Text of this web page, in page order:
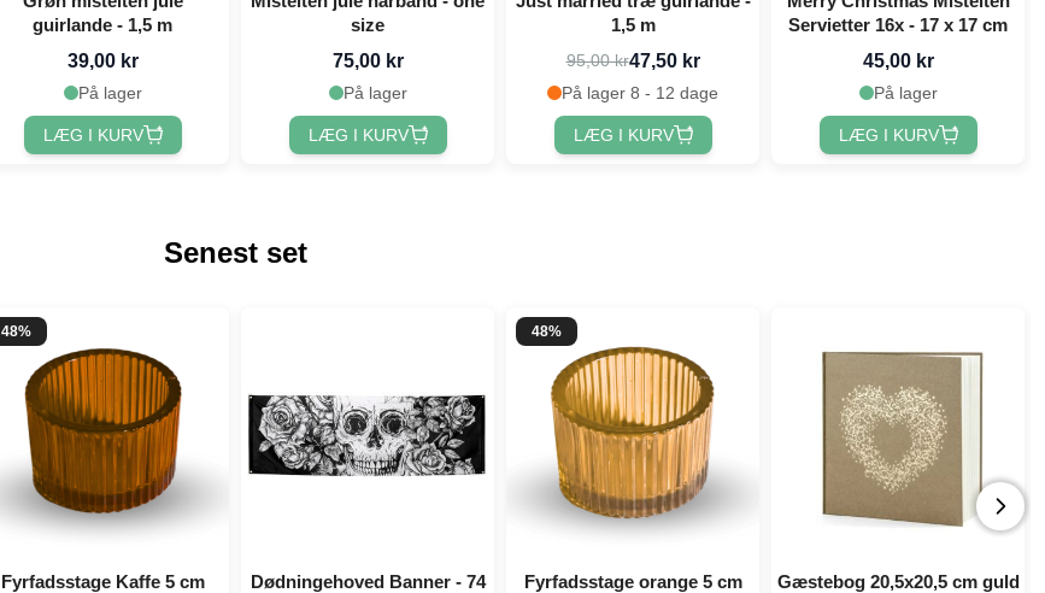
guirlande - 1,5 m
39,00 kr
På lager
LÆG I KURV
size
75,00 kr
På lager
LÆG I KURV
1,5 m
95,00 kr47,50 kr
På lager 8 - 12 dage
LÆG I KURV
Servietter 16x - 17 x 17 cm
45,00 kr
På lager
LÆG I KURV
Senest set
48%
Fyrfadsstage Kaffe 5 cm
Dødningehoved Banner - 74
48%
Fyrfadsstage orange 5 cm Gæstebog 20,5x20,5 cm guld